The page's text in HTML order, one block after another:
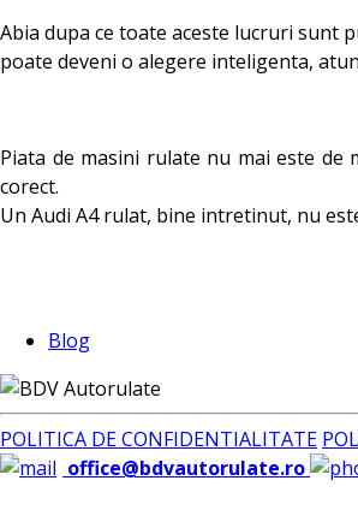
Abia dupa ce toate aceste lucruri sunt
poate deveni o alegere inteligenta,
Piata de masini rulate nu mai este
corect.
Un Audi A4 rulat, bine intretinut, nu
Blog
POLITICA DE CONFIDENTIALITATE
office@bdvautorulate.ro